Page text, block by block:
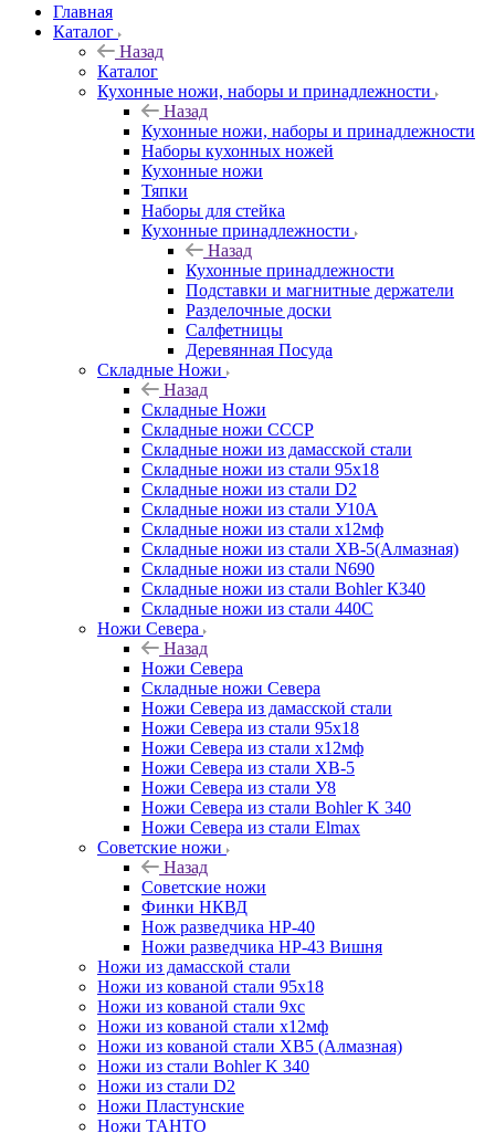
Главная
Каталог
Назад
Каталог
Кухонные ножи, наборы и принадлежности
Назад
Кухонные ножи, наборы и принадлежности
Наборы кухонных ножей
Кухонные ножи
Тяпки
Наборы для стейка
Кухонные принадлежности
Назад
Кухонные принадлежности
Подставки и магнитные держатели
Разделочные доски
Салфетницы
Деревянная Посуда
Складные Ножи
Назад
Складные Ножи
Cкладные ножи СССР
Складные ножи из дамасской стали
Складные ножи из стали 95х18
Складные ножи из стали D2
Складные ножи из стали У10А
Складные ножи из стали х12мф
Складные ножи из стали ХВ-5(Алмазная)
Складные ножи из стали N690
Складные ножи из стали Bohler К340
Складные ножи из стали 440С
Ножи Севера
Назад
Ножи Севера
Складные ножи Севера
Ножи Севера из дамасской стали
Ножи Севера из стали 95х18
Ножи Севера из стали х12мф
Ножи Севера из стали ХВ-5
Ножи Севера из стали У8
Ножи Севера из стали Bohler K 340
Ножи Севера из стали Elmax
Советские ножи
Назад
Советские ножи
Финки НКВД
Нож разведчика НР-40
Ножи разведчика НР-43 Вишня
Ножи из дамасской стали
Ножи из кованой стали 95х18
Ножи из кованой стали 9хс
Ножи из кованой стали х12мф
Ножи из кованой стали ХВ5 (Алмазная)
Ножи из стали Bohler K 340
Ножи из стали D2
Ножи Пластунские
Ножи ТАНТО